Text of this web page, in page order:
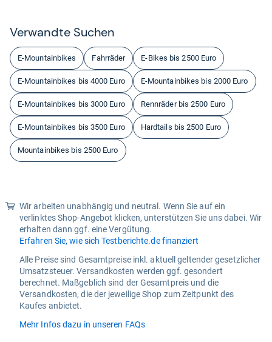
Ver­wandte Suchen
E-Mountainbikes Fahrräder E-Bikes bis 2500 Euro
E-Mountainbikes bis 4000 Euro E-Mountainbikes bis 2000 Euro
E-Mountainbikes bis 3000 Euro Rennräder bis 2500 Euro
E-Mountainbikes bis 3500 Euro Hardtails bis 2500 Euro
Mountainbikes bis 2500 Euro
Wir arbeiten unabhängig und neutral. Wenn Sie auf ein
verlinktes Shop-Angebot klicken, unterstützen Sie uns dabei. Wir
erhalten dann ggf. eine Vergütung.
Erfahren Sie, wie sich Testberichte.de finanziert
Alle Preise sind Gesamtpreise inkl. aktuell geltender gesetzlicher
Umsatzsteuer. Versandkosten werden ggf. gesondert
berechnet. Maßgeblich sind der Gesamtpreis und die
Versandkosten, die der jeweilige Shop zum Zeitpunkt des
Kaufes anbietet.
Mehr Infos dazu in unseren FAQs